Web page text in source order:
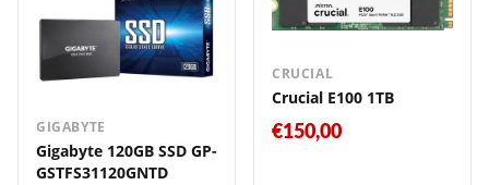
GIGABYTE
Gigabyte 120GB SSD GP-
GSTFS31120GNTD
CRUCIAL
Crucial E100 1TB
€150,00